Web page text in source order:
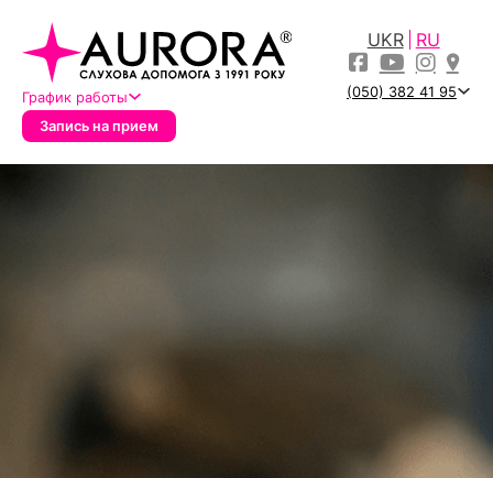
UKR RU
График работы
(050) 382 41 95
Запись на прием